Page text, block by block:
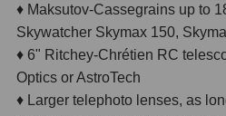
Hβ4
SII2
Planetárne7
♦ Maksutov-Cassegrains up to
Skywatcher Skymax 150,
♦ 6" Ritchey-Chrétien RC
Optics or AstroTech
♦ Larger telephoto lenses, as